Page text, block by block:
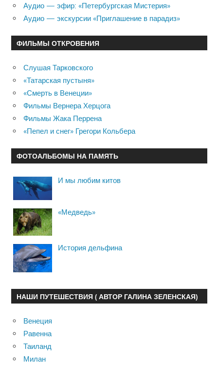
Аудио — эфир: «Петербургская Мистерия»
Аудио — экскурсии «Приглашение в парадиз»
ФИЛЬМЫ ОТКРОВЕНИЯ
Слушая Тарковского
«Татарская пустыня»
«Смерть в Венеции»
Фильмы Вернера Херцога
Фильмы Жака Перрена
«Пепел и снег» Грегори Кольбера
ФОТОАЛЬБОМЫ НА ПАМЯТЬ
И мы любим китов
«Медведь»
История дельфина
НАШИ ПУТЕШЕСТВИЯ ( АВТОР ГАЛИНА ЗЕЛЕНСКАЯ)
Венеция
Равенна
Таиланд
Милан